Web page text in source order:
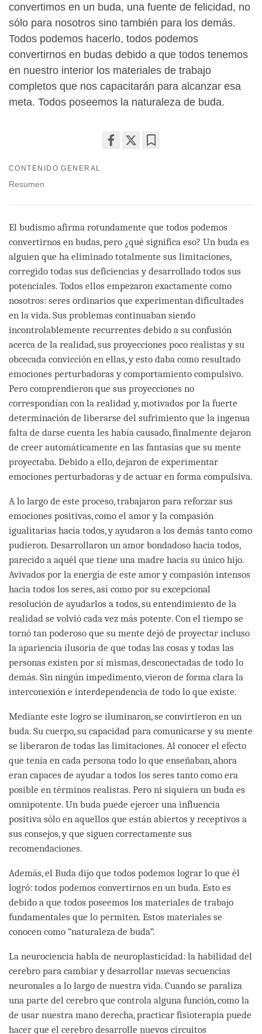
convertimos en un buda, una fuente de felicidad, no
sólo para nosotros sino también para los demás.
Todos podemos hacerlo, todos podemos
convertirnos en budas debido a que todos tenemos
en nuestro interior los materiales de trabajo
completos que nos capacitarán para alcanzar esa
meta. Todos poseemos la naturaleza de buda.
CONTENIDO GENERAL
Resumen
El budismo afirma rotundamente que todos podemos
convertirnos en budas, pero ¿qué significa eso? Un buda es
alguien que ha eliminado totalmente sus limitaciones,
corregido todas sus deficiencias y desarrollado todos sus
potenciales. Todos ellos empezaron exactamente como
nosotros: seres ordinarios que experimentan dificultades
en la vida. Sus problemas continuaban siendo
incontrolablemente recurrentes debido a su confusión
acerca de la realidad, sus proyecciones poco realistas y su
obcecada convicción en ellas, y esto daba como resultado
emociones perturbadoras y comportamiento compulsivo.
Pero comprendieron que sus proyecciones no
correspondían con la realidad y, motivados por la fuerte
determinación de liberarse del sufrimiento que la ingenua
falta de darse cuenta les había causado, finalmente dejaron
de creer automáticamente en las fantasías que su mente
proyectaba. Debido a ello, dejaron de experimentar
emociones perturbadoras y de actuar en forma compulsiva.
A lo largo de este proceso, trabajaron para reforzar sus
emociones positivas, como el amor y la compasión
igualitarias hacia todos, y ayudaron a los demás tanto como
pudieron. Desarrollaron un amor bondadoso hacia todos,
parecido a aquél que tiene una madre hacia su único hijo.
Avivados por la energía de este amor y compasión intensos
hacia todos los seres, así como por su excepcional
resolución de ayudarlos a todos, su entendimiento de la
realidad se volvió cada vez más potente. Con el tiempo se
tornó tan poderoso que su mente dejó de proyectar incluso
la apariencia ilusoria de que todas las cosas y todas las
personas existen por sí mismas, desconectadas de todo lo
demás. Sin ningún impedimento, vieron de forma clara la
interconexión e interdependencia de todo lo que existe.
Mediante este logro se iluminaron, se convirtieron en un
buda. Su cuerpo, su capacidad para comunicarse y su mente
se liberaron de todas las limitaciones. Al conocer el efecto
que tenía en cada persona todo lo que enseñaban, ahora
eran capaces de ayudar a todos los seres tanto como era
posible en términos realistas. Pero ni siquiera un buda es
omnipotente. Un buda puede ejercer una influencia
positiva sólo en aquellos que están abiertos y receptivos a
sus consejos, y que siguen correctamente sus
recomendaciones.
Además, el Buda dijo que todos podemos lograr lo que él
logró: todos podemos convertirnos en un buda. Esto es
debido a que todos poseemos los materiales de trabajo
fundamentales que lo permiten. Estos materiales se
conocen como “naturaleza de buda”.
La neurociencia habla de neuroplasticidad: la habilidad del
cerebro para cambiar y desarrollar nuevas secuencias
neuronales a lo largo de nuestra vida. Cuando se paraliza
una parte del cerebro que controla alguna función, como la
de usar nuestra mano derecha, practicar fisioterapia puede
hacer que el cerebro desarrolle nuevos circuitos